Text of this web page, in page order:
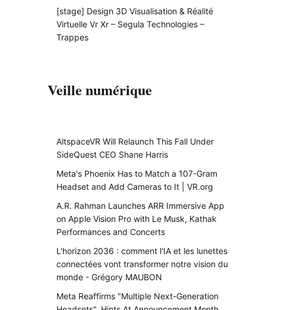
[stage] Design 3D Visualisation & Réalité
Virtuelle Vr Xr – Segula Technologies –
Trappes
Veille numérique
AltspaceVR Will Relaunch This Fall Under
SideQuest CEO Shane Harris
Meta's Phoenix Has to Match a 107-Gram
Headset and Add Cameras to It | VR.org
A.R. Rahman Launches ARR Immersive App
on Apple Vision Pro with Le Musk, Kathak
Performances and Concerts
L'horizon 2036 : comment l'IA et les lunettes
connectées vont transformer notre vision du
monde - Grégory MAUBON
Meta Reaffirms "Multiple Next-Generation